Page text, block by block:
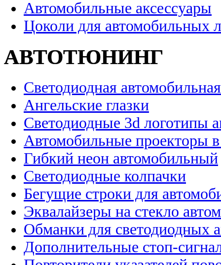
Автомобильные аксессуары
Цоколи для автомобильных
АВТОТЮНИНГ
Светодиодная
Ангельские глазки
Светодиодные 3d логотипы
Автомобильные проекторы
Гибкий неон автомобильный
Светодиодные колпачки
Бегущие строки для
Эквалайзеры на стекло
Обманки для светодиодных
Дополнительные стоп-